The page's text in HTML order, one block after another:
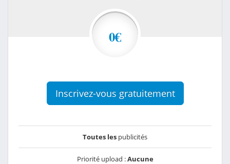
0€
Inscrivez-vous gratuitement
Toutes les publicités
Priorité upload :Aucune